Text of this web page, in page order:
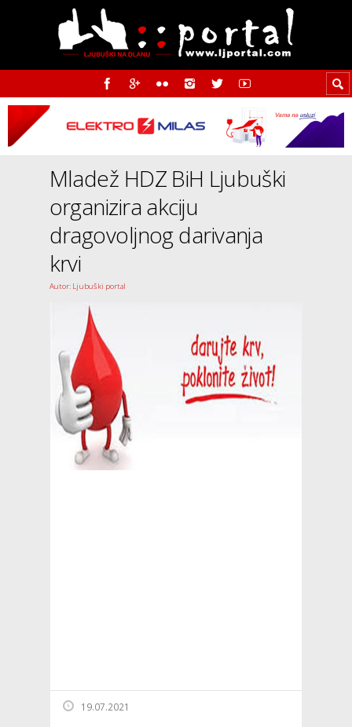
Mladež HDZ BiH Ljubuški
organizira akciju
dragovoljnog darivanja
krvi
Autor: Ljubuški portal
19.07.2021